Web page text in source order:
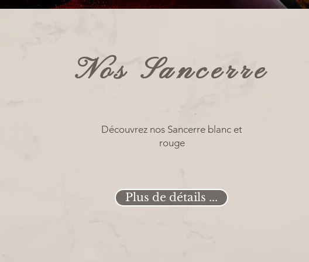
Nos Sancerre
Découvrez nos Sancerre blanc et
rouge
Plus de détails ...